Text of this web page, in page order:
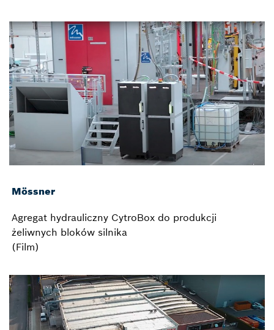
Mössner
Agregat hydrauliczny CytroBox do produkcji
żeliwnych bloków silnika
(Film)